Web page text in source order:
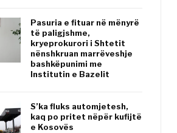
Pasuria e fituar në mënyrë
të paligjshme,
kryeprokurori i Shtetit
nënshkruan marrëveshje
bashkëpunimi me
Institutin e Bazelit
S’ka fluks automjetesh,
kaq po pritet nëpër kufijtë
e Kosovës